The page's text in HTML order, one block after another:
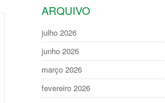
ARQUIVO
julho 2026
junho 2026
março 2026
fevereiro 2026